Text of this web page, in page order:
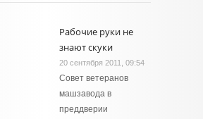
Рабочие руки не
знают скуки
20 сентября 2011, 09:54
Совет ветеранов
машзавода в
преддверии